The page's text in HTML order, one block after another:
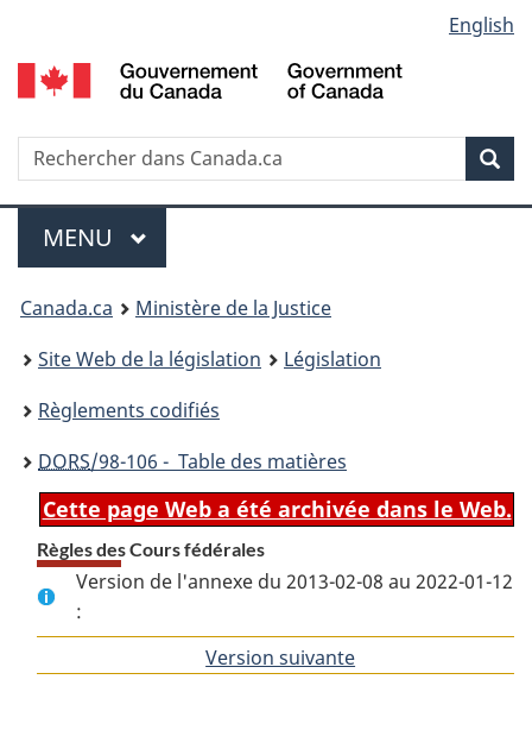
au
contenu
propos
de
la
HTML
simplifiée
selection
English
Recherche
Menu
MENU PRINCIPAL
You
are
here:
Canada.ca
Ministère de la Justice
Site Web de la législation
Législation
Règlements codifiés
DORS/98-106 - Table des matières
Cette page Web a été archivée dans le Web.
Règles des Cours fédérales
Version de l'annexe du 2013-02-08 au 2022-01-12
:
Version suivante